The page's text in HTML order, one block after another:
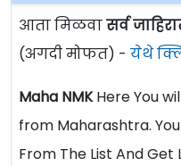
आता मिळवासर्व
(अगदी मोफत) - येथे
Maha NMKHere You
from Maharashtra.
From The List And